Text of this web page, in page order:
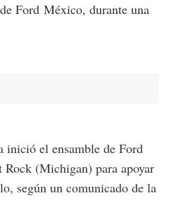
Ford México, durante una
inició el ensamble de Ford
Rock (Michigan) para apoyar
según un comunicado de la